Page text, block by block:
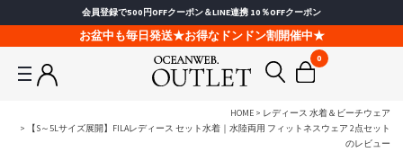
会員登録で500円OFFクーポン＆LINE連携 10％OFFクーポン
お盆中も毎日発送★お得なドンドン割開催中★
0
HOME
レディース 水着＆ビーチウェア
【S～5Lサイズ展開】FILAレディース セット水着｜水陸両用 フィットネスウェア 2点セット
のレビュー